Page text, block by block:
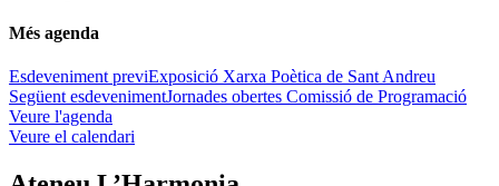
Més agenda
Esdeveniment previExposició Xarxa Poètica de Sant Andreu
Següent esdevenimentJornades obertes Comissió de Programació
Veure l'agenda
Veure el calendari